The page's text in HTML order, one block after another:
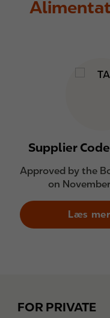
Supplier
Approved by the
on
Læs
FOR PRIVATE